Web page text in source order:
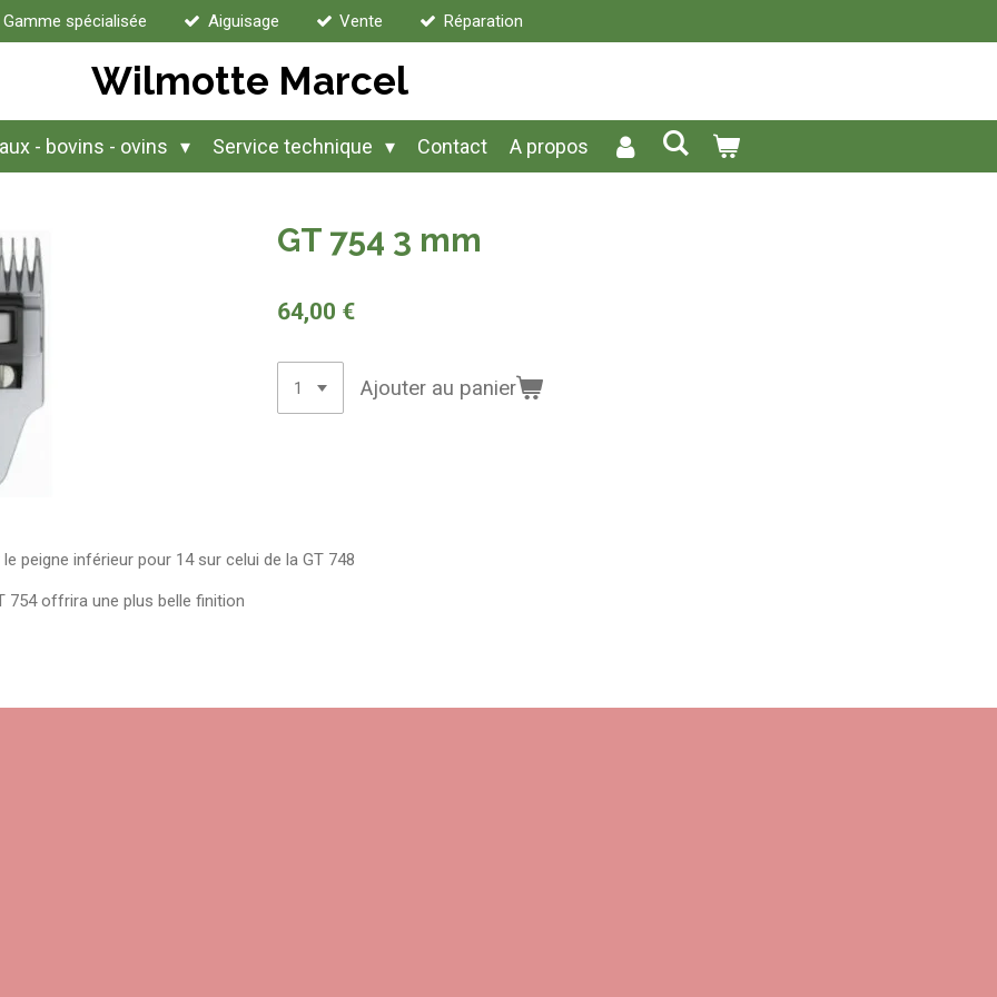
Gamme spécialisée Aiguisage Vente Réparation
Wilmotte Marcel
- bovins - ovins Service technique Contact A propos
GT 754 3 mm
64,00 €
Ajouter au panier
peigne inférieur pour 14 sur celui de la GT 748
754 offrira une plus belle finition